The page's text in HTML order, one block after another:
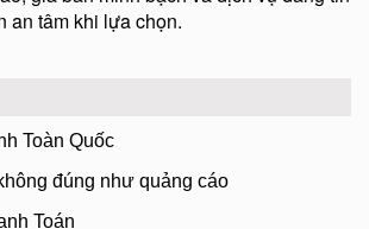
an tâm khi lựa chọn.
Toàn Quốc
đúng như quảng cáo
Toán